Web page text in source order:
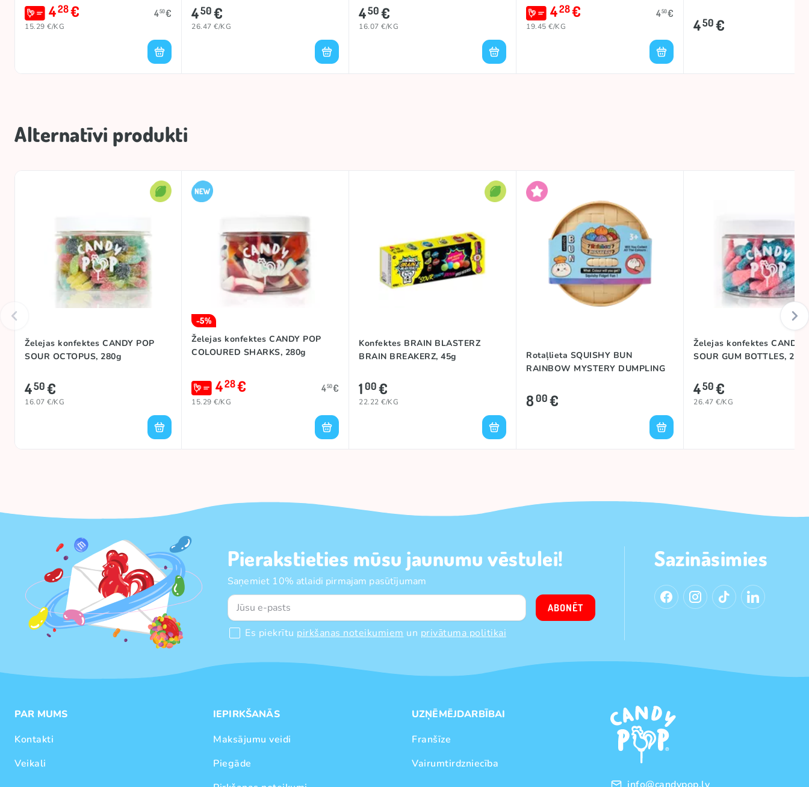
428€ 450€
15.29 €/KG
450€
26.47 €/KG
450€
16.07 €/KG
428€ 450€
19.45 €/KG 450€
Alternatīvi produkti
Želejas konfektes CANDY POP
SOUR OCTOPUS, 280g
450€
16.07 €/KG
-5%
Želejas konfektes CANDY POP
COLOURED SHARKS, 280g
428€ 450€
15.29 €/KG
Konfektes BRAIN BLASTERZ
BRAIN BREAKERZ, 45g
100€
22.22 €/KG
Rotaļlieta SQUISHY BUN
RAINBOW MYSTERY DUMPLING
800€
Želejas konfektes CANDY
SOUR GUM BOTTLES, 240g
450€
26.47 €/KG
Pierakstieties mūsu jaunumu vēstulei!
Saņemiet 10% atlaidi pirmajam pasūtījumam
Es piekrītu pirkšanas noteikumiemun privātuma politikai
ABONĒT
Sazināsimies
PAR MUMS
Kontakti
Veikali
IEPIRKŠANĀS
Maksājumu veidi
Piegāde
UZŅĒMĒJDARBĪBAI
Franšīze
Vairumtirdzniecība